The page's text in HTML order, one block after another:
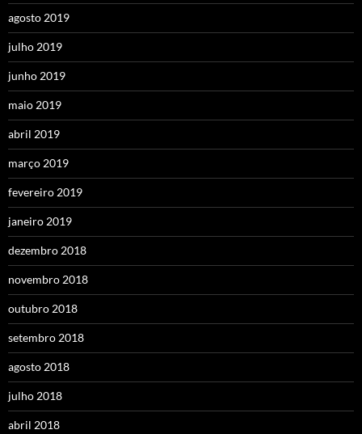
agosto 2019
julho 2019
junho 2019
maio 2019
abril 2019
março 2019
fevereiro 2019
janeiro 2019
dezembro 2018
novembro 2018
outubro 2018
setembro 2018
agosto 2018
julho 2018
abril 2018